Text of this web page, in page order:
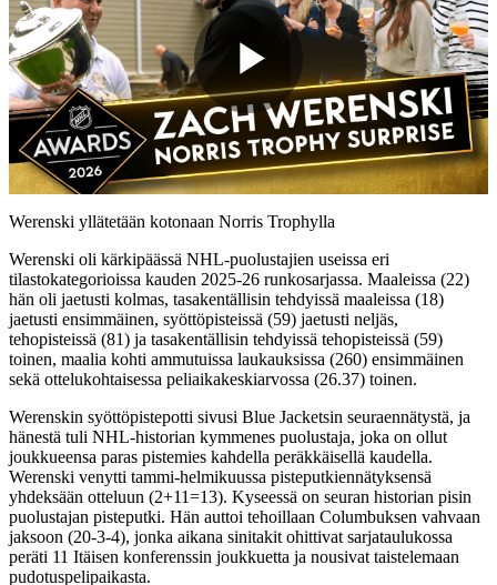
Play
Video
Werenski yllätetään kotonaan Norris Trophylla
Werenski oli kärkipäässä NHL-puolustajien useissa eri
tilastokategorioissa kauden 2025-26 runkosarjassa. Maaleissa (22)
hän oli jaetusti kolmas, tasakentällisin tehdyissä maaleissa (18)
jaetusti ensimmäinen, syöttöpisteissä (59) jaetusti neljäs,
tehopisteissä (81) ja tasakentällisin tehdyissä tehopisteissä (59)
toinen, maalia kohti ammutuissa laukauksissa (260) ensimmäinen
sekä ottelukohtaisessa peliaikakeskiarvossa (26.37) toinen.
Werenskin syöttöpistepotti sivusi Blue Jacketsin seuraennätystä, ja
hänestä tuli NHL-historian kymmenes puolustaja, joka on ollut
joukkueensa paras pistemies kahdella peräkkäisellä kaudella.
Werenski venytti tammi-helmikuussa pisteputkiennätyksensä
yhdeksään otteluun (2+11=13). Kyseessä on seuran historian pisin
puolustajan pisteputki. Hän auttoi tehoillaan Columbuksen vahvaan
jaksoon (20-3-4), jonka aikana sinitakit ohittivat sarjataulukossa
peräti 11 Itäisen konferenssin joukkuetta ja nousivat taistelemaan
pudotuspelipaikasta.